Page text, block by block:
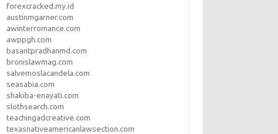
forexcracked.my.id
austinmgarner.com
awinterromance.com
awppgh.com
basantpradhanmd.com
bronislawmag.com
salvemoslacandela.com
seasabia.com
shakiba-enayati.com
slothsearch.com
teachingadcreative.com
texasnativeamericanlawsection.com